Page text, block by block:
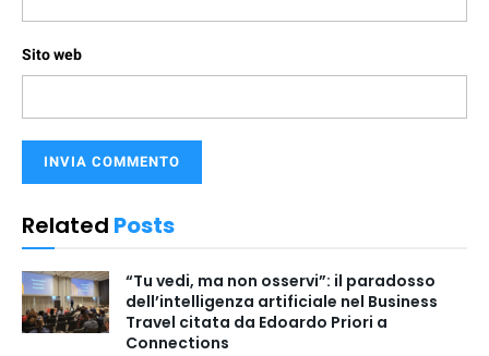
Sito web
Related Posts
“Tu vedi, ma non osservi”: il paradosso
dell’intelligenza artificiale nel Business
Travel citata da Edoardo Priori a
Connections